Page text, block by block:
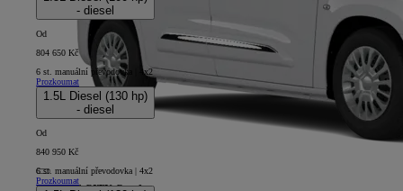
- diesel
Od
804 650 Kč
6 st. manuální převodovka | 4x2
Prozkoumat
1.5L Diesel (130 hp)
- diesel
Od
840 950 Kč
6 st. manuální převodovka | 4x2
Prozkoumat